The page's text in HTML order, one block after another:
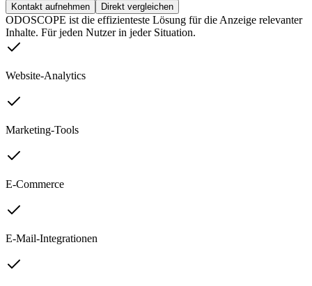
Kontakt aufnehmen Direkt vergleichen
ODOSCOPE ist die effizienteste Lösung für die Anzeige relevanter
Inhalte. Für jeden Nutzer in jeder Situation.
Website-Analytics
Marketing-Tools
E-Commerce
E-Mail-Integrationen